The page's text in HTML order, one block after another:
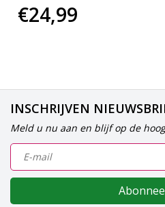
€24,99
INSCHRIJVEN
Meld u nu aan en blijf op de